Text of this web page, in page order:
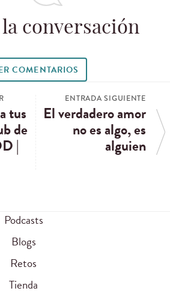
la conversación
COMENTARIOS
tus
de
|
ENTRADA SIGUIENTE
El verdadero amor
no es algo, es
alguien
Podcasts
Blogs
Retos
Tienda